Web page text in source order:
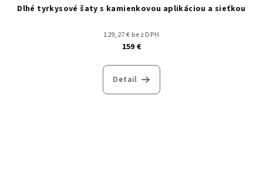
Dlhé tyrkysové šaty s kamienkovou aplikáciou a sieťkou
129,27 € bez DPH
159 €
Detail